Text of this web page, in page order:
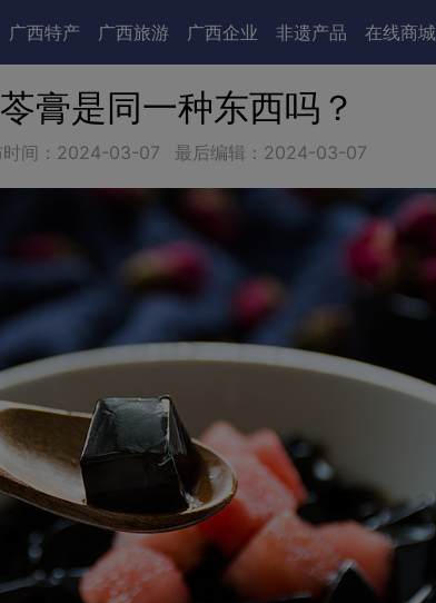
广西特产 广西旅游 广西企业 非遗产品 在线商城
膏是同一种东西吗？
间： 2024-03-07 最后编辑： 2024-03-07